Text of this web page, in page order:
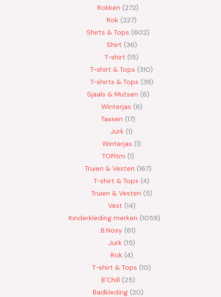
Rokken 272
Rok 227
Shirts & Tops 602
Shirt 36
T-shirt 15
T-shirt & Tops 310
T-shirts & Tops 38
Sjaals & Mutsen 6
Winterjas 6
Tassen 17
Jurk 1
Winterjas 1
TOPitm 1
Truien & Vesten 167
T-shirt & Tops 4
Truien & Vesten 5
Vest 14
Kinderkleding merken 1059
B.Nosy 61
Jurk 15
Rok 4
T-shirt & Tops 10
B'Chill 25
Badkleding 20